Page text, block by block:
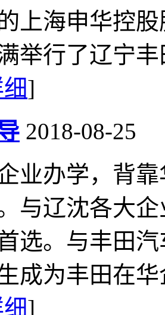
上海申华控
举行了辽宁
]
2018-08-25
业办学，背
与辽沈各大
选。与丰田
成为丰田在
]